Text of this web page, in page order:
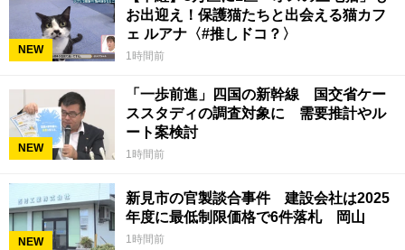
NEW
お出迎え！保護猫たちと出会える猫カフ
ェ ルアナ〈#推しドコ？〉
1時間前
NEW
「一歩前進」四国の新幹線 国交省ケー
ススタディの調査対象に 需要推計やル
ート案検討
1時間前
NEW
新見市の官製談合事件 建設会社は2025
年度に最低制限価格で6件落札 岡山
1時間前